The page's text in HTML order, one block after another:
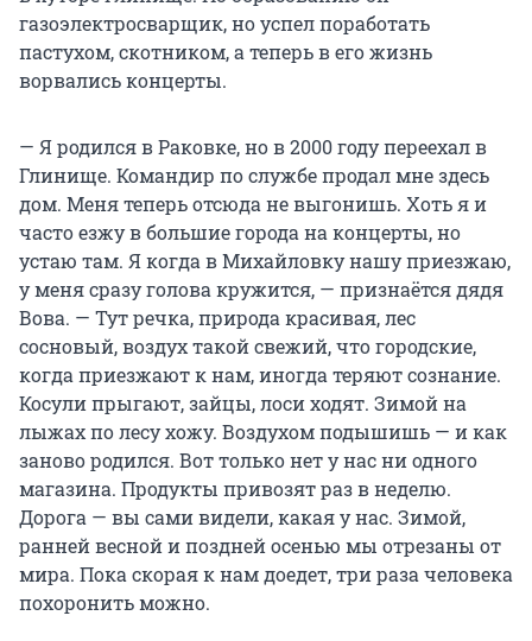
газоэлектросварщик, но успел поработать
пастухом, скотником, а теперь в его жизнь
ворвались концерты.
— Я родился в Раковке, но в 2000 году переехал в
Глинище. Командир по службе продал мне здесь
дом. Меня теперь отсюда не выгонишь. Хоть я и
часто езжу в большие города на концерты, но
устаю там. Я когда в Михайловку нашу приезжаю,
у меня сразу голова кружится, — признаётся дядя
Вова. — Тут речка, природа красивая, лес
сосновый, воздух такой свежий, что городские,
когда приезжают к нам, иногда теряют сознание.
Косули прыгают, зайцы, лоси ходят. Зимой на
лыжах по лесу хожу. Воздухом подышишь — и как
заново родился. Вот только нет у нас ни одного
магазина. Продукты привозят раз в неделю.
Дорога — вы сами видели, какая у нас. Зимой,
ранней весной и поздней осенью мы отрезаны от
мира. Пока скорая к нам доедет, три раза человека
похоронить можно.